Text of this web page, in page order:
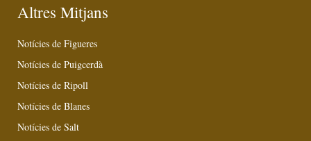
Altres Mitjans
Notícies de Figueres
Notícies de Puigcerdà
Notícies de Ripoll
Notícies de Blanes
Notícies de Salt